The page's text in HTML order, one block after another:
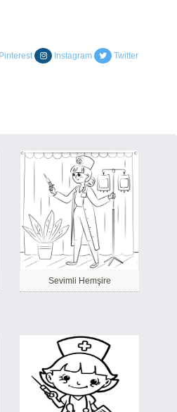
Pinterest Instagram Twitter
Sevimli Hemşire